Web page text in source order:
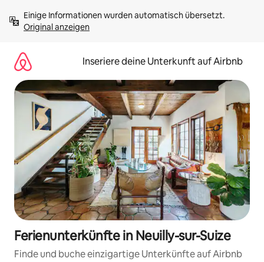
Inhalten
springenOriginal anzeigen
Inseriere deine Unterkunft auf Airbnb
Ferienunterkünfte in Neuilly-sur-Suize
Finde und buche einzigartige Unterkünfte auf Airbnb